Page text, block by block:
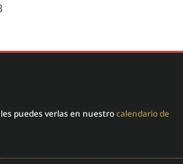
puedes verlas en nuestrocalendario de